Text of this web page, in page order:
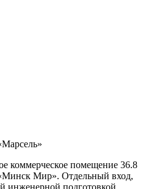
коммерческое помещение 36.8
Мир». Отдельный вход,
инженерной подготовкой